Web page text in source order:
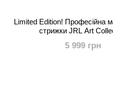
Limited Edition! Професійна
стрижки JRL Art
5 999 грн